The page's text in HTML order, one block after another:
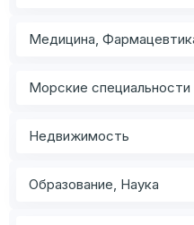
Медицина,
Морские специальности
Недвижимость
Образование, Наука